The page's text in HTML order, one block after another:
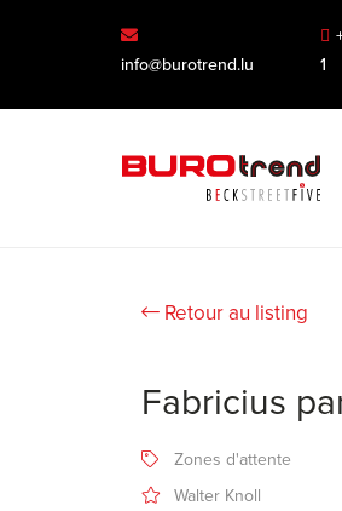
info@burotrend.lu
1
Retour au listing
Fabricius
Zones d'attente
Walter Knoll